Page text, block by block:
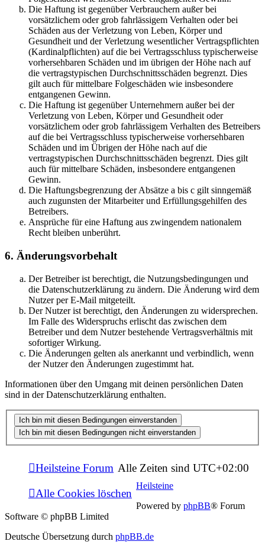
Die Haftung ist gegenüber Verbrauchern außer bei
vorsätzlichem oder grob fahrlässigem Verhalten oder bei
Schäden aus der Verletzung von Leben, Körper und
Gesundheit und der Verletzung wesentlicher Vertragspflichten
(Kardinalpflichten) auf die bei Vertragsschluss typischerweise
vorhersehbaren Schäden und im übrigen der Höhe nach auf
die vertragstypischen Durchschnittsschäden begrenzt. Dies
gilt auch für mittelbare Folgeschäden wie insbesondere
entgangenen Gewinn.
Die Haftung ist gegenüber Unternehmern außer bei der
Verletzung von Leben, Körper und Gesundheit oder
vorsätzlichem oder grob fahrlässigem Verhalten des Betreibers
auf die bei Vertragsschluss typischerweise vorhersehbaren
Schäden und im Übrigen der Höhe nach auf die
vertragstypischen Durchschnittsschäden begrenzt. Dies gilt
auch für mittelbare Schäden, insbesondere entgangenen
Gewinn.
Die Haftungsbegrenzung der Absätze a bis c gilt sinngemäß
auch zugunsten der Mitarbeiter und Erfüllungsgehilfen des
Betreibers.
Ansprüche für eine Haftung aus zwingendem nationalem
Recht bleiben unberührt.
6. Änderungsvorbehalt
Der Betreiber ist berechtigt, die Nutzungsbedingungen und
die Datenschutzerklärung zu ändern. Die Änderung wird dem
Nutzer per E-Mail mitgeteilt.
Der Nutzer ist berechtigt, den Änderungen zu widersprechen.
Im Falle des Widerspruchs erlischt das zwischen dem
Betreiber und dem Nutzer bestehende Vertragsverhältnis mit
sofortiger Wirkung.
Die Änderungen gelten als anerkannt und verbindlich, wenn
der Nutzer den Änderungen zugestimmt hat.
Informationen über den Umgang mit deinen persönlichen Daten
sind in der Datenschutzerklärung enthalten.
Heilsteine Forum Alle Zeiten sind UTC+02:00
Alle Cookies löschen
Heilsteine
Powered by phpBB® Forum
Software © phpBB Limited
Deutsche Übersetzung durch phpBB.de